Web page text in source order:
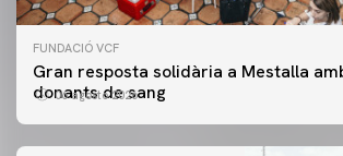
FUNDACIÓ VCF
Gran resposta solidària a Mestalla
donants de sang
06 agosto 2026